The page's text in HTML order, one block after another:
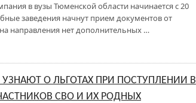
в вузы Тюменской области начинается с 20
заведения начнут прием документов от
направления нет дополнительных …
О ЛЬГОТАХ ПРИ ПОСТУПЛЕНИИ В
СВО И ИХ РОДНЫХ